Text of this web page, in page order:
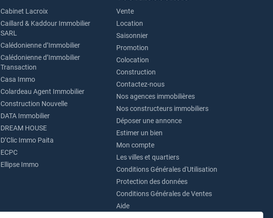
Cabinet Lacroix
Caillard & Kaddour Immobilier
SARL
Calédonienne d’Immobilier
Calédonienne d’Immobilier
Transaction
Casa Immo
Colardeau Agent Immobilier
Construction Nouvelle
DATA Immobilier
DREAM HOUSE
D’Clic Immo Paita
ECPC
Ellipse Immo
Vente
Location
Saisonnier
Promotion
Colocation
Construction
Contactez-nous
Nos agences immobilières
Nos constructeurs immobiliers
Déposer une annonce
Estimer un bien
Mon compte
Les villes et quartiers
Conditions Générales d'Utilisation
Protection des données
Conditions Générales de Ventes
Aide